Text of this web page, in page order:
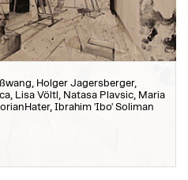
Holger Jagersberger,
Lisa Völtl, Natasa Plavsic, Maria
Ibrahim 'Ibo' Soliman